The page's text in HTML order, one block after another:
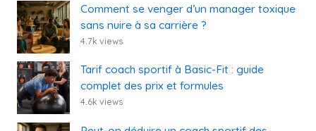
Comment se venger d’un manager toxique
sans nuire à sa carrière ?
4.7k views
Tarif coach sportif à Basic-Fit : guide
complet des prix et formules
4.6k views